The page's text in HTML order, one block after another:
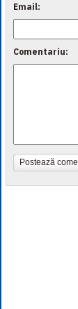
Email:
Comentariu:
Postează